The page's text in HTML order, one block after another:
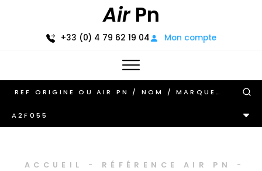
AirPn
+33 (0) 4 79 62 19 04 Mon compte
A2F055
ACCUEIL - RÉFÉRENCE AIR PN
-